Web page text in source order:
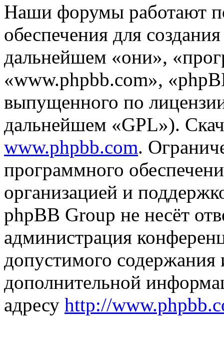
Наши форумы работают
обеспечения для
дальнейшем «они»,
«www.phpbb.com»,
выпущенного по
дальнейшем «GPL»).
www.phpbb.com.
программного
организацией и
phpBB Group не несёт
администрация
допустимого
дополнительной
адресу http://